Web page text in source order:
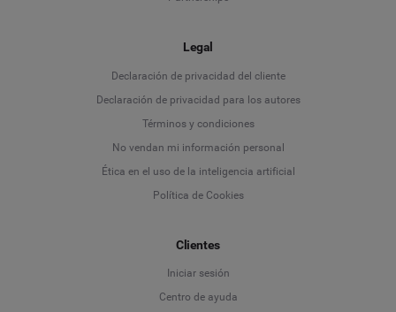
Legal
Declaración de privacidad del cliente
Declaración de privacidad para los autores
Términos y condiciones
No vendan mi información personal
Ética en el uso de la inteligencia artificial
Política de Cookies
Clientes
Iniciar sesión
Centro de ayuda